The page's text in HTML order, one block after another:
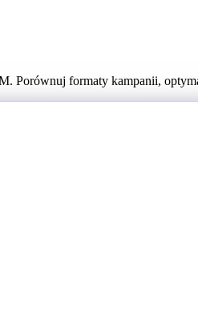
Porównuj formaty kampanii,